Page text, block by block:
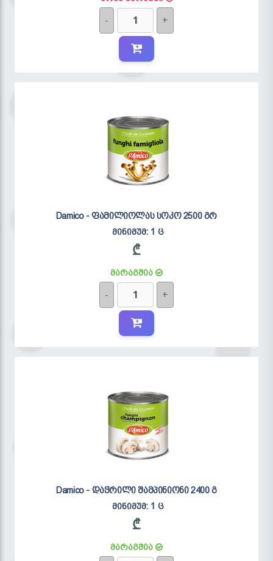
- +
Damico - ფამილიოლას სოკო 2500 გრ
მინიმუმ: 1 ც
₾
მარაგშია
- +
Damico - დაჭრილი შამპინიონი 2400 გ
მინიმუმ: 1 ც
₾
მარაგშია